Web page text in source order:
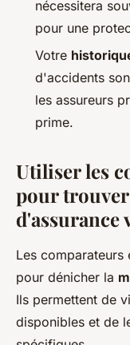
nécessitera
pour une
Votre
d'accidents
les assureurs
prime.
Utiliser les
pour
d'assurance
Les comparateurs
pour dénicher la
Ils permettent de
disponibles et de